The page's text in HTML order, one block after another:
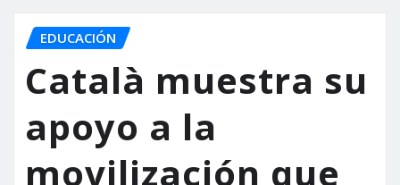
EDUCACIÓN
Català muestra su
apoyo a la
movilización que